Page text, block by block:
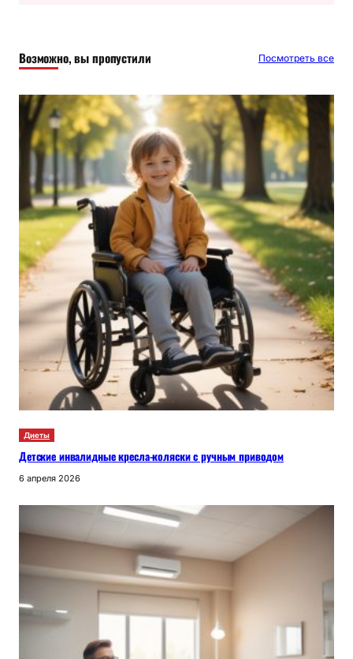
Возможно, вы пропустили Посмотреть все
Диеты
Детские инвалидные кресла-коляски с ручным приводом
6 апреля 2026